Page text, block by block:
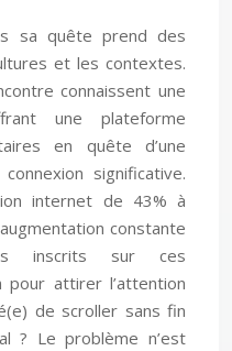
sa quête prend des
et les contextes.
connaissent une
une plateforme
en quête d’une
significative.
internet de 43% à
constante
inscrits sur ces
pour attirer l’attention
de scroller sans fin
? Le problème n’est